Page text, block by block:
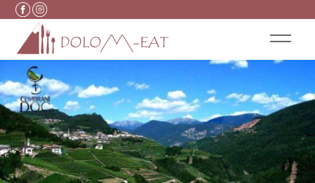
Vai al contenuto